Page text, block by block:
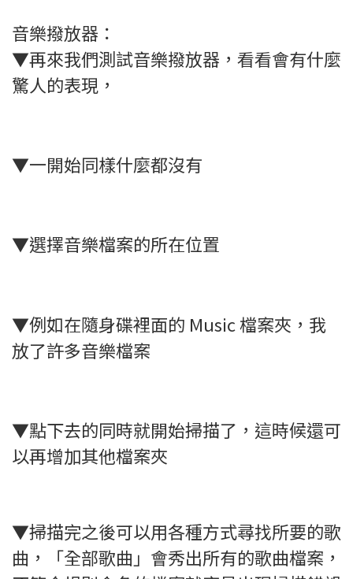
音樂撥放器：
▼再來我們測試音樂撥放器，看看會有什麼
驚人的表現，
▼一開始同樣什麼都沒有
▼選擇音樂檔案的所在位置
▼例如在隨身碟裡面的 Music 檔案夾，我
放了許多音樂檔案
▼點下去的同時就開始掃描了，這時候還可
以再增加其他檔案夾
▼掃描完之後可以用各種方式尋找所要的歌
曲，「全部歌曲」會秀出所有的歌曲檔案，